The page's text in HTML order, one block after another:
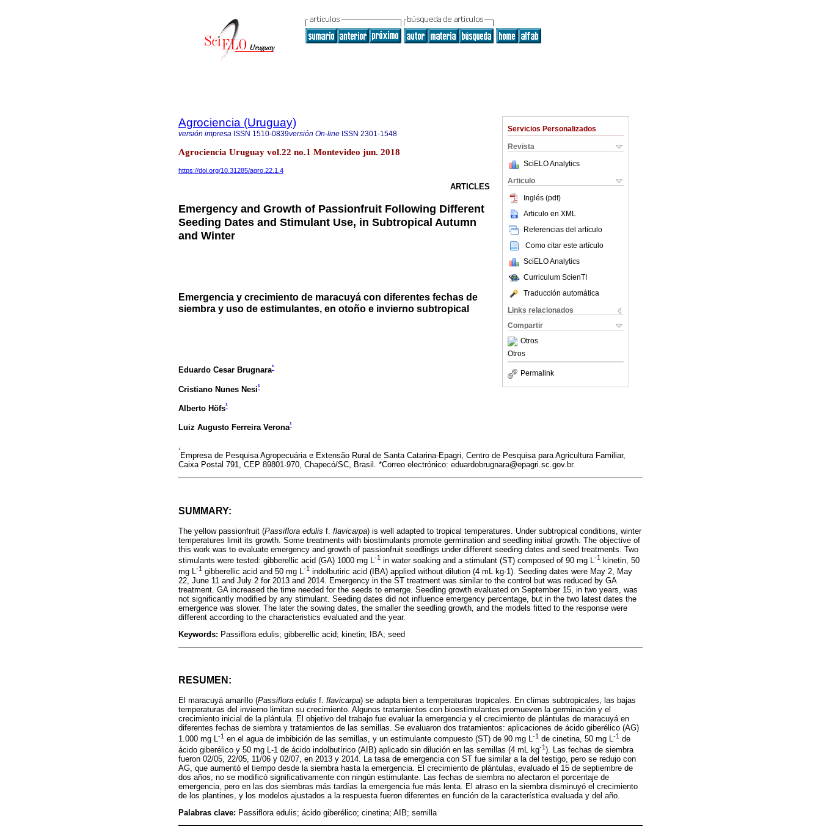
Servicios Personalizados
Revista
SciELO Analytics
Articulo
Inglés (pdf)
Articulo en XML
Referencias del artículo
Como citar este artículo
SciELO Analytics
Curriculum ScienTI
Traducción automática
Links relacionados
Compartir
Otros
Otros
Permalink
Agrociencia (Uruguay)
versión impresa ISSN 1510-0839versión On-line ISSN 2301-1548
Agrociencia Uruguay vol.22 no.1 Montevideo jun. 2018
https://doi.org/10.31285/agro.22.1.4
ARTICLES
Emergency and Growth of Passionfruit Following Different
Seeding Dates and Stimulant Use, in Subtropical Autumn
and Winter
Emergencia y crecimiento de maracuyá con diferentes fechas de
siembra y uso de estimulantes, en otoño e invierno subtropical
Eduardo Cesar Brugnara¹
Cristiano Nunes Nesi¹
Alberto Höfs¹
Luiz Augusto Ferreira Verona¹
¹
Empresa de Pesquisa Agropecuária e Extensão Rural de Santa Catarina-Epagri, Centro de Pesquisa para Agricultura Familiar,
Caixa Postal 791, CEP 89801-970, Chapecó/SC, Brasil. *Correo electrónico: eduardobrugnara@epagri.sc.gov.br.
SUMMARY:
The yellow passionfruit (Passiflora edulis f. flavicarpa) is well adapted to tropical temperatures. Under subtropical conditions, winter
temperatures limit its growth. Some treatments with biostimulants promote germination and seedling initial growth. The objective of
this work was to evaluate emergency and growth of passionfruit seedlings under different seeding dates and seed treatments. Two
stimulants were tested: gibberellic acid (GA) 1000 mg L-1 in water soaking and a stimulant (ST) composed of 90 mg L-1
kinetin, 50
mg L-1 gibberellic acid and 50 mg L-1 indolbutiric acid (IBA) applied without dilution (4 mL kg-1). Seeding dates were May 2, May
22, June 11 and July 2 for 2013 and 2014. Emergency in the ST treatment was similar to the control but was reduced by GA
treatment. GA increased the time needed for the seeds to emerge. Seedling growth evaluated on September 15, in two years, was
not significantly modified by any stimulant. Seeding dates did not influence emergency percentage, but in the two latest dates the
emergence was slower. The later the sowing dates, the smaller the seedling growth, and the models fitted to the response were
different according to the characteristics evaluated and the year.
Keywords: Passiflora edulis; gibberellic acid; kinetin; IBA; seed
RESUMEN:
El maracuyá amarillo (Passiflora edulis f. flavicarpa) se adapta bien a temperaturas tropicales. En climas subtropicales, las bajas
temperaturas del invierno limitan su crecimiento. Algunos tratamientos con bioestimulantes promueven la germinación y el
crecimiento inicial de la plántula. El objetivo del trabajo fue evaluar la emergencia y el crecimiento de plántulas de maracuyá en
diferentes fechas de siembra y tratamientos de las semillas. Se evaluaron dos tratamientos: aplicaciones de ácido giberélico (AG)
1.000 mg L-1 en el agua de imbibición de las semillas, y un estimulante compuesto (ST) de 90 mg L-1 de cinetina, 50 mg L-1 de
ácido giberélico y 50 mg L-1 de ácido indolbutírico (AIB) aplicado sin dilución en las semillas (4 mL kg-1). Las fechas de siembra
fueron 02/05, 22/05, 11/06 y 02/07, en 2013 y 2014. La tasa de emergencia con ST fue similar a la del testigo, pero se redujo con
AG, que aumentó el tiempo desde la siembra hasta la emergencia. El crecimiento de plántulas, evaluado el 15 de septiembre de
dos años, no se modificó significativamente con ningún estimulante. Las fechas de siembra no afectaron el porcentaje de
emergencia, pero en las dos siembras más tardías la emergencia fue más lenta. El atraso en la siembra disminuyó el crecimiento
de los plantines, y los modelos ajustados a la respuesta fueron diferentes en función de la característica evaluada y del año.
Palabras clave: Passiflora edulis; ácido giberélico; cinetina; AIB; semilla